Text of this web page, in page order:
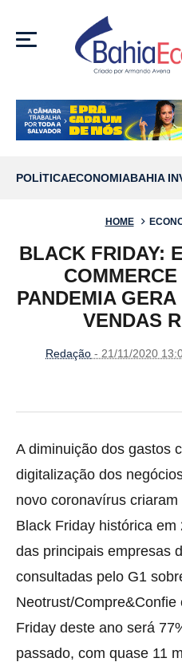
MENU
POLÍTICAECONOMIABAHIA
HOME
BLACK FRIDAY:
PANDEMIA GERA
VENDAS
Redação - 21/11/2020
A diminuição dos gastos
digitalização dos
novo coronavírus
Black Friday histórica em
das principais empresas
consultadas pelo G1
Neotrust/
Friday deste ano será
passado, com quase 11